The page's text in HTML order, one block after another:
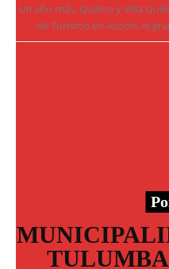
Un año más, Quilino y Villa
de Turismo en Acción, el